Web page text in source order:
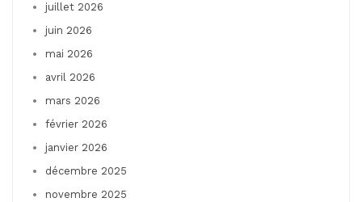
juillet 2026
juin 2026
mai 2026
avril 2026
mars 2026
février 2026
janvier 2026
décembre 2025
novembre 2025